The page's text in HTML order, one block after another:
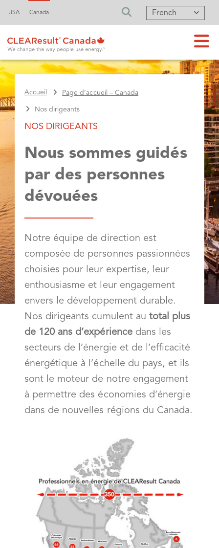
USA Canada
FA-SEARCH
French
Accueil Page d’accueil – Canada
Nos dirigeants
NOS DIRIGEANTS
Nous sommes guidés
par des personnes
dévouées
Notre équipe de direction est
composée de personnes passionnées
choisies pour leur expertise, leur
enthousiasme et leur engagement
envers le développement durable.
Nos dirigeants cumulent au total plus
de 120 ans d’expérience dans les
secteurs de l’énergie et de l’efficacité
énergétique à l’échelle du pays, et ils
sont le moteur de notre engagement
à permettre des économies d’énergie
dans de nouvelles régions du Canada.